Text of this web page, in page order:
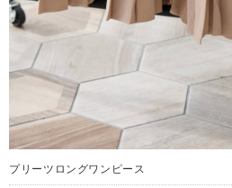
プリーツロングワンピース